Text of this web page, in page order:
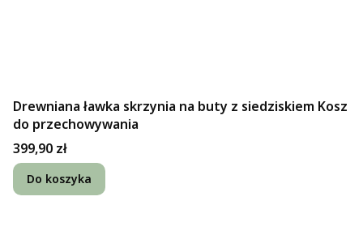
Drewniana ławka skrzynia na buty z siedziskiem Kosz
do przechowywania
Cena
399,90 zł
Do koszyka